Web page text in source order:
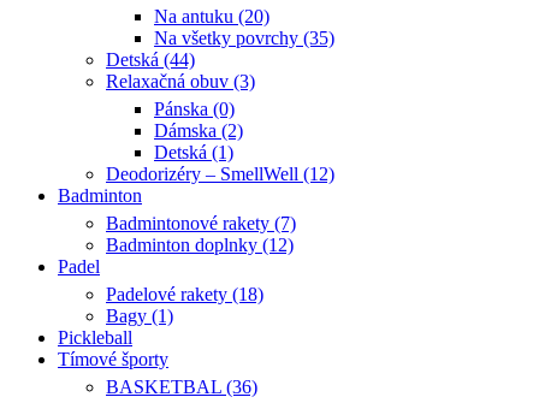
Na antuku (20)
Na všetky povrchy (35)
Detská (44)
Relaxačná obuv (3)
Pánska (0)
Dámska (2)
Detská (1)
Deodorizéry – SmellWell (12)
Badminton
Badmintonové rakety (7)
Badminton doplnky (12)
Padel
Padelové rakety (18)
Bagy (1)
Pickleball
Tímové športy
BASKETBAL (36)